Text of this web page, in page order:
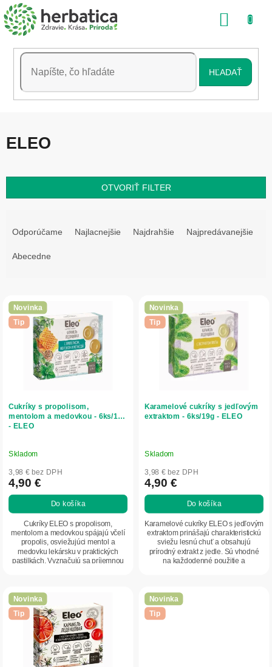
Prejsť
na
obsah
HĽADAŤ
ELEO
OTVORIŤ FILTER
p
r
o
v
Odporúčame Najlacnejšie Najdrahšie Najpredávanejšie
Abecedne
ý
p
d
u
k
o
v
Novinka
Tip
Cukríky s propolisom,
mentolom a medovkou - 6ks/19g
- ELEO
Skladom
3,98 € bez DPH
4,90 €
Do košíka
Cukríky ELEO s propolisom,
mentolom a medovkou spájajú včelí
propolis, osviežujúci mentol a
medovku lekársku v praktických
pastilkách. Vyznačujú sa príjemnou
Novinka
Tip
Karamelové cukríky s jedľovým
extraktom - 6ks/19g - ELEO
Skladom
3,98 € bez DPH
4,90 €
Do košíka
Karamelové cukríky ELEO s jedľovým
extraktom prinášajú charakteristickú
sviežu lesnú chuť a obsahujú
prírodný extrakt z jedle. Sú vhodné
na každodenné použitie a
Novinka
Tip
Novinka
Tip